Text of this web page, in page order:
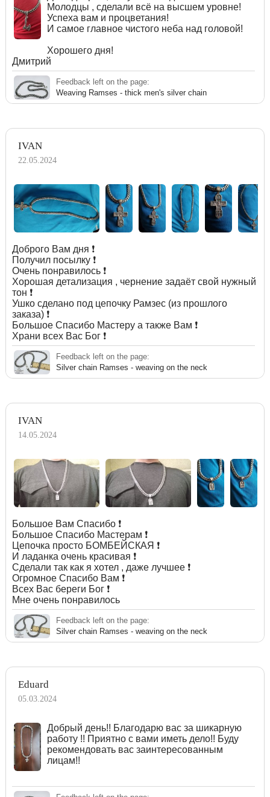
Молодцы , сделали всё на высшем уровне!
Успеха вам и процветания!
И самое главное чистого неба над головой!
Хорошего дня!
Дмитрий
Feedback left on the page:
Weaving Ramses - thick men's silver chain
IVAN
22.05.2024
Доброго Вам дня ❗️
Получил посылку ❗️
Очень понравилось ❗️
Хорошая детализация , чернение задаёт свой нужный
тон ❗️
Ушко сделано под цепочку Рамзес (из прошлого
заказа) ❗️
Большое Спасибо Мастеру а также Вам ❗️
Храни всех Вас Бог ❗️
Feedback left on the page:
Silver chain Ramses - weaving on the neck
IVAN
14.05.2024
Большое Вам Спасибо ❗️
Большое Спасибо Мастерам ❗️
Цепочка просто БОМБЕЙСКАЯ ❗️
И ладанка очень красивая ❗️
Сделали так как я хотел , даже лучшее ❗️
Огромное Спасибо Вам ❗️
Всех Вас береги Бог ❗️
Мне очень понравилось
Feedback left on the page:
Silver chain Ramses - weaving on the neck
Eduard
05.03.2024
Добрый день!! Благодарю вас за шикарную
работу !! Приятно с вами иметь дело!! Буду
рекомендовать вас заинтересованным
лицам!!